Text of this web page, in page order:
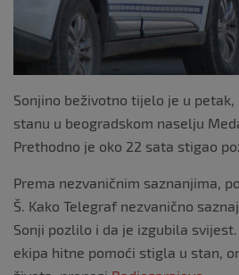
Sonjino beživotno tijelo je u petak,
stanu u beogradskom naselju
Prethodno je oko 22 sata stigao
Prema nezvaničnim saznanjima,
Š. Kako Telegraf nezvanično
Sonji pozlilo i da je izgubila
ekipa hitne pomoći stigla u stan,